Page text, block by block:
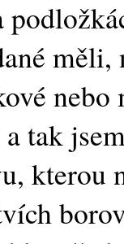
a tak
kterou